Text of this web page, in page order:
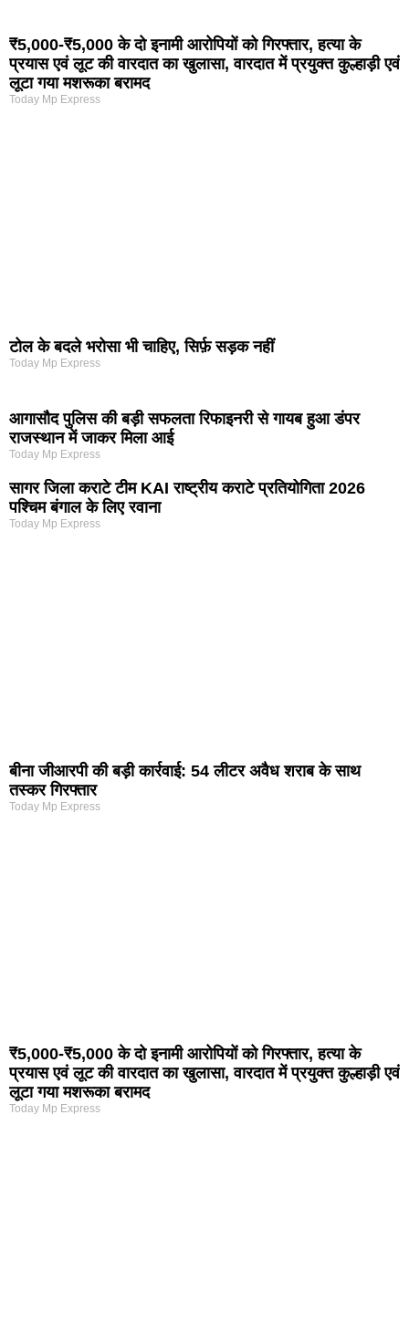
₹5,000-₹5,000 के दो इनामी आरोपियों को गिरफ्तार, हत्या के
प्रयास एवं लूट की वारदात का खुलासा, वारदात में प्रयुक्त कुल्हाड़ी एवं
लूटा गया मशरूका बरामद
Today Mp Express
टोल के बदले भरोसा भी चाहिए, सिर्फ़ सड़क नहीं
Today Mp Express
आगासौद पुलिस की बड़ी सफलता रिफाइनरी से गायब हुआ डंपर
राजस्थान में जाकर मिला आई
Today Mp Express
सागर जिला कराटे टीम KAI राष्ट्रीय कराटे प्रतियोगिता 2026
पश्चिम बंगाल के लिए रवाना
Today Mp Express
बीना जीआरपी की बड़ी कार्रवाई: 54 लीटर अवैध शराब के साथ
तस्कर गिरफ्तार
Today Mp Express
₹5,000-₹5,000 के दो इनामी आरोपियों को गिरफ्तार, हत्या के
प्रयास एवं लूट की वारदात का खुलासा, वारदात में प्रयुक्त कुल्हाड़ी एवं
लूटा गया मशरूका बरामद
Today Mp Express